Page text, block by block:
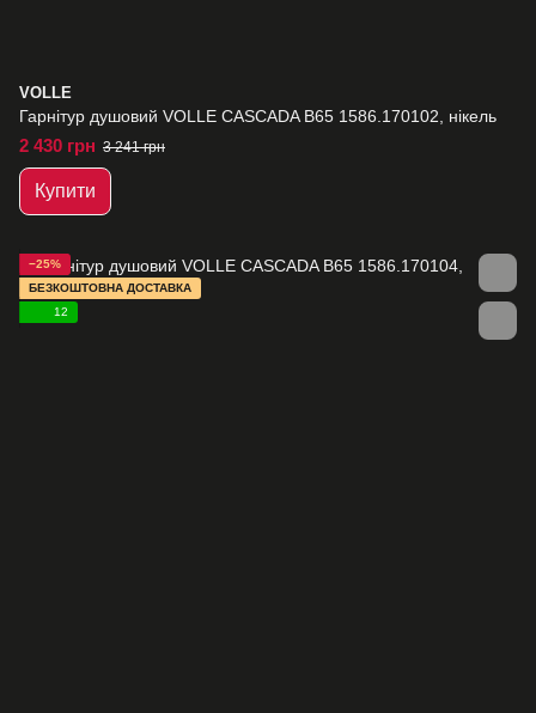
VOLLE
Гарнітур душовий VOLLE CASCADA B65 1586.170102, нікель
2 430 грн 3 241 грн
Купити
−25%
БЕЗКОШТОВНА ДОСТАВКА
12